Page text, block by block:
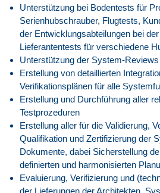
Unterstützung bei Bodentests für
Serienhubschrauber, Flugtests,
der Entwicklungsabteilungen bei
Lieferantentests für verschiedene
Unterstützung der System-Reviews
Erstellung von detaillierten
Verifikationsplänen für alle
Erstellung und Durchführung aller
Testprozeduren
Erstellung aller für die Validierung,
Qualifikation und Zertifizierung der
Dokumente, dabei Sicherstellung
definierten und harmonisierten
Evaluierung, Verifizierung und
der Lieferungen der Architekten,